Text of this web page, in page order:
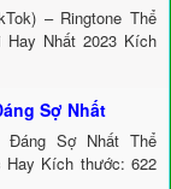
– Ringtone Thể
Hay Nhất 2023 Kích
Sợ Nhất
Đáng Sợ Nhất Thể
Hay Kích thước: 622